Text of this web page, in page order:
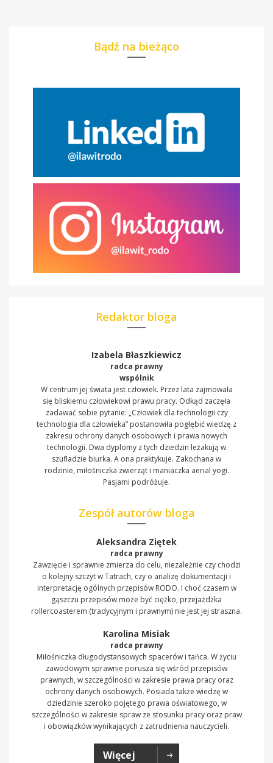
Bądź na bieżąco
Redaktor bloga
Izabela Błaszkiewicz
radca prawny
wspólnik
W centrum jej świata jest człowiek. Przez lata zajmowała
się bliskiemu człowiekowi prawu pracy. Odkąd zaczęła
zadawać sobie pytanie: „Człowiek dla technologii czy
technologia dla człowieka” postanowiła pogłębić wiedzę z
zakresu ochrony danych osobowych i prawa nowych
technologii. Dwa dyplomy z tych dziedzin leżakują w
szufladzie biurka. A ona praktykuje. Zakochana w
rodzinie, miłośniczka zwierząt i maniaczka aerial yogi.
Pasjami podróżuje.
Zespół autorów bloga
Aleksandra Ziętek
radca prawny
Zawzięcie i sprawnie zmierza do celu, niezależnie czy chodzi
o kolejny szczyt w Tatrach, czy o analizę dokumentacji i
interpretację ogólnych przepisów RODO. I choć czasem w
gąszczu przepisów może być ciężko, przejażdżka
rollercoasterem (tradycyjnym i prawnym) nie jest jej straszna.
Karolina Misiak
radca prawny
Miłośniczka długodystansowych spacerów i tańca. W życiu
zawodowym sprawnie porusza się wśród przepisów
prawnych, w szczególności w zakresie prawa pracy oraz
ochrony danych osobowych. Posiada także wiedzę w
dziedzinie szeroko pojętego prawa oświatowego, w
szczególności w zakresie spraw ze stosunku pracy oraz praw
i obowiązków wynikających z zatrudnienia nauczycieli.
Więcej